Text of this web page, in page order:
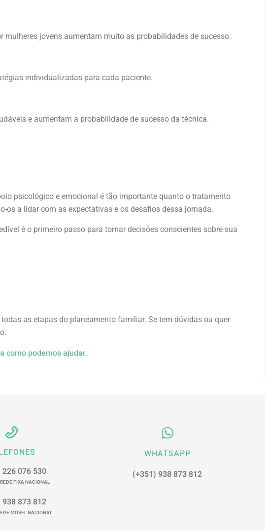
jovens aumentam muito as probabilidades de sucesso.
individualizadas para cada paciente.
e aumentam a probabilidade de sucesso da técnica.
psicológico e emocional é tão importante quanto o tratamento
a lidar com as expectativas e os desafios dessa jornada.
é o primeiro passo para tomar decisões conscientes sobre sua
as etapas do planeamento familiar. Se tem dúvidas ou quer
como podemos ajudar.
226 076 530
FIXA NACIONAL
938 873 812
MÓVEL NACIONAL
WHATSAPP
(+351) 938 873 812